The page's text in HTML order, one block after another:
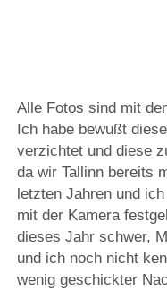
Alle Fotos sind mit
Ich habe bewußt
verzichtet und diese
da wir Tallinn bereits
letzten Jahren und
mit der Kamera
dieses Jahr schwer,
und ich noch nicht
wenig geschickter